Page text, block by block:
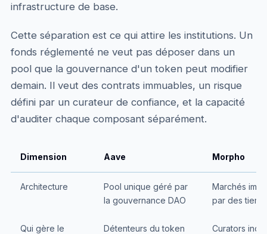
infrastructure de base.
Cette séparation est ce qui attire les institutions. Un
fonds réglementé ne veut pas déposer dans un
pool que la gouvernance d'un token peut modifier
demain. Il veut des contrats immuables, un risque
défini par un curateur de confiance, et la capacité
d'auditer chaque composant séparément.
Dimension Aave Morpho
Architecture
Pool unique géré par
la gouvernance DAO
Marchés
par des tiers
Qui gère le
Détenteurs du token
Curators